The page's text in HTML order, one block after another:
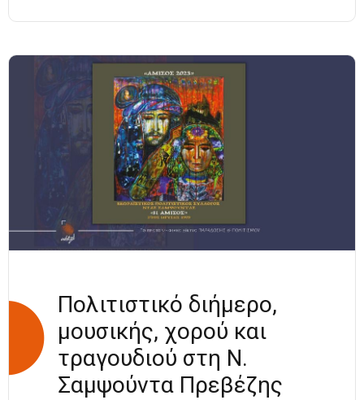
«ΥΠΟΓΡΑΦΟΥΝ» ΤΗΝ
ΠΟΛΙΤΙΣΤΙΚΗ
ΑΔΕΛΦΟΠΟΙΗΣΗ ΤΩΝ
ΔΥΟ ΚΟΙΝΟΤΗΤΩΝ
Πολιτιστικό διήμερο,
μουσικής, χορού και
τραγουδιού στη Ν.
Σαμψούντα Πρεβέζης